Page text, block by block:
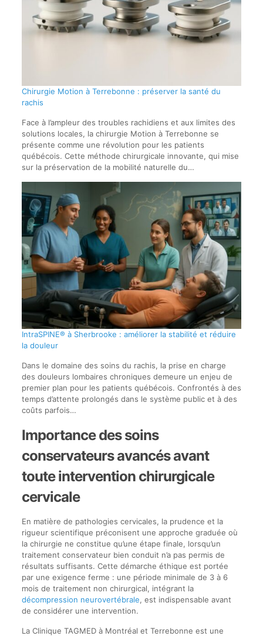
Chirurgie Motion à Terrebonne : préserver la santé du
rachis
Face à l’ampleur des troubles rachidiens et aux limites des
solutions locales, la chirurgie Motion à Terrebonne se
présente comme une révolution pour les patients
québécois. Cette méthode chirurgicale innovante, qui mise
sur la préservation de la mobilité naturelle du…
IntraSPINE® à Sherbrooke : améliorer la stabilité et réduire
la douleur
Dans le domaine des soins du rachis, la prise en charge
des douleurs lombaires chroniques demeure un enjeu de
premier plan pour les patients québécois. Confrontés à des
temps d’attente prolongés dans le système public et à des
coûts parfois…
Importance des soins
conservateurs avancés avant
toute intervention chirurgicale
cervicale
En matière de pathologies cervicales, la prudence et la
rigueur scientifique préconisent une approche graduée où
la chirurgie ne constitue qu’une étape finale, lorsqu’un
traitement conservateur bien conduit n’a pas permis de
résultats suffisants. Cette démarche éthique est portée
par une exigence ferme : une période minimale de 3 à 6
mois de traitement non chirurgical, intégrant la
décompression neurovertébrale, est indispensable avant
de considérer une intervention.
La Clinique TAGMED à Montréal et Terrebonne est une